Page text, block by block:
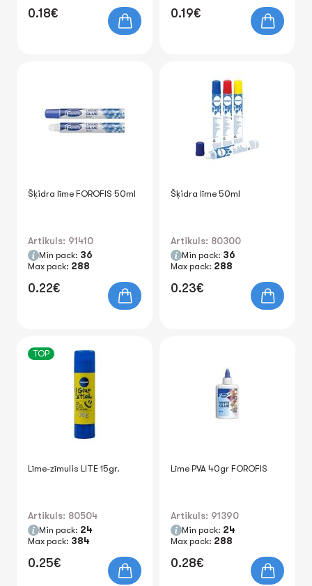
0.18€ 0.19€
Šķidra līme FOROFIS 50ml
Artikuls: 91410
Min pack: 36
Max pack: 288
0.22€
Šķidra līme 50ml
Artikuls: 80300
Min pack: 36
Max pack: 288
0.23€
TOP
Līme-zīmulis LITE 15gr.
Artikuls: 80504
Min pack: 24
Max pack: 384
0.25€
Līme PVA 40gr FOROFIS
Artikuls: 91390
Min pack: 24
Max pack: 288
0.28€